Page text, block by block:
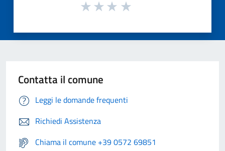
Contatta il comune
Leggi le domande frequenti
Richiedi Assistenza
Chiama il comune +39 0572 69851